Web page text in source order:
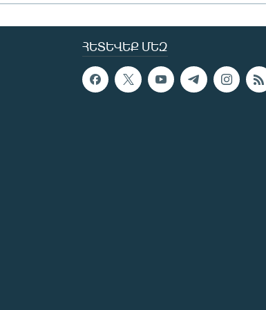
ՀԵՏԵՎԵՔ ՄԵԶ